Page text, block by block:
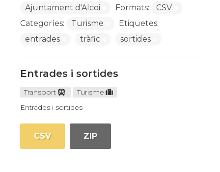
Ajuntament d'Alcoi Formats:
CSV
Categoríes:
Turisme
Etiquetes:
entrades
tràfic sortides
Entrades i sortides
Transport
Turisme
Entrades i sortides
CSV ZIP